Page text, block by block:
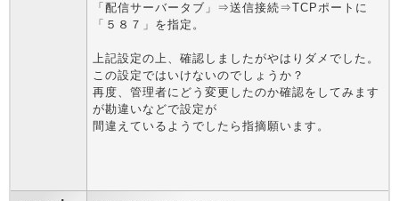
「配信サーバータブ」⇒送信接続⇒TCPポートに
「５８７」を指定。
上記設定の上、確認しましたがやはりダメでした。
この設定ではいけないのでしょうか？
再度、管理者にどう変更したのか確認をしてみます
が勘違いなどで設定が
間違えているようでしたら指摘願います。